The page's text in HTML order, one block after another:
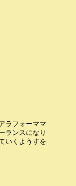
ラフォーママ
ランスになり
いくようすを